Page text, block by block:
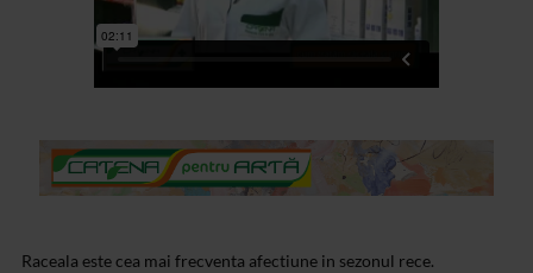
Raceala este cea mai frecventa afectiune in sezonul rece.